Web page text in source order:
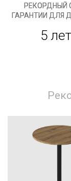
РЕКОРДНЫЙ
ГАРАНТИИ ДЛЯ
5 лет